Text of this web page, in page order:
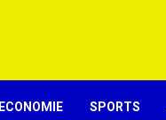
ECONOMIE SPORTS